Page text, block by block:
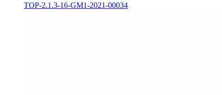
TOP-2.1.3-16-GM1-2021-00034